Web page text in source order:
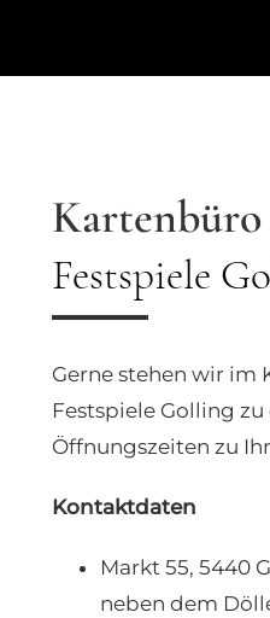
Festspiele
Gerne stehen wir im
Festspiele Golling zu
Öffnungszeiten zu
Kontaktdaten
Markt 55, 5440
neben dem